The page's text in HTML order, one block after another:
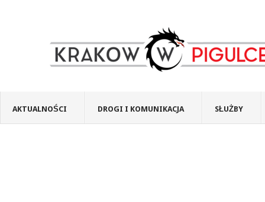
AKTUALNOŚCI DROGI I KOMUNIKACJA SŁUŻBY